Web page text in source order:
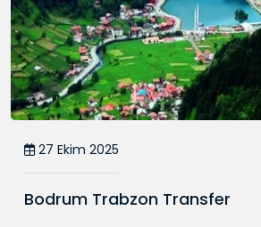
27 Ekim 2025
Bodrum Trabzon Transfer